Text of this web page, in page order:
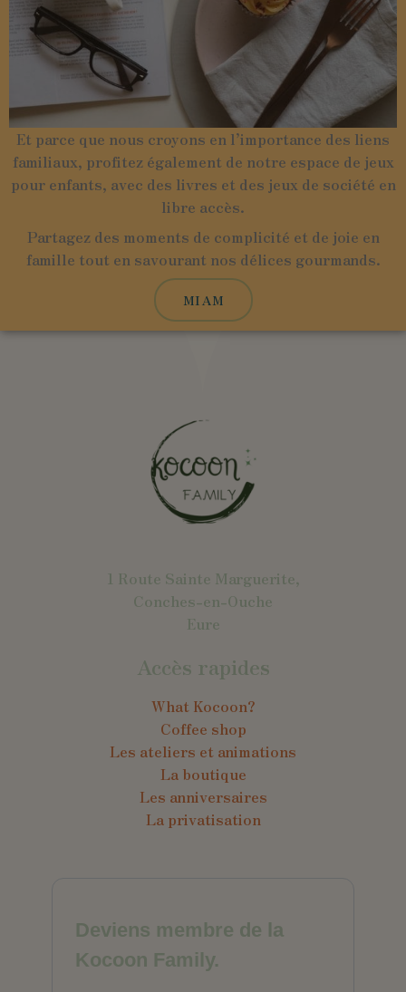
Et parce que nous croyons en l’importance des liens
familiaux, profitez également de notre espace de jeux
pour enfants, avec des livres et des jeux de société en
libre accès.
Partagez des moments de complicité et de joie en
famille tout en savourant nos délices gourmands.
MIAM
1 Route Sainte Marguerite,
Conches-en-Ouche
Eure
Accès rapides
What Kocoon?
Coffee shop
Les ateliers et animations
La boutique
Les anniversaires
La privatisation
Deviens membre de la
Kocoon Family.